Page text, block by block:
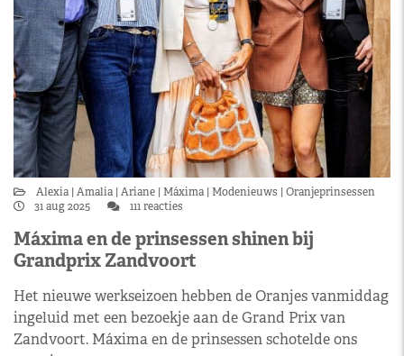
Alexia Amalia Ariane Máxima Modenieuws
Oranjeprinsessen
31 aug 2025
111 reacties
Máxima en de prinsessen shinen bij
Grandprix Zandvoort
Het nieuwe werkseizoen hebben de Oranjes vanmiddag
ingeluid met een bezoekje aan de Grand Prix van
Zandvoort. Máxima en de prinsessen schotelde ons